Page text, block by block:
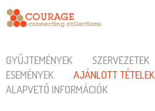
GYŰJTEMÉNYEK SZERVEZETEK
ESEMÉNYEK
AJÁNLOTT TÉTELEK
ALAPVETŐ INFORMÁCIÓK